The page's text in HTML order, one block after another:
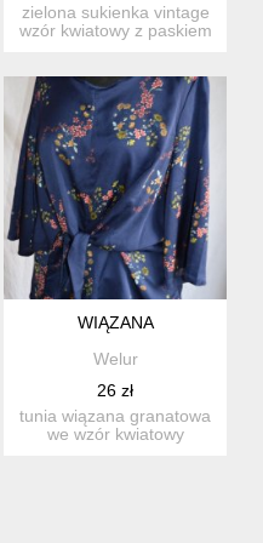
zielona sukienka vintage
wzór kwiatowy z paskiem
WIĄZANA
Welur
26 zł
tunia wiązana granatowa
we wzór kwiatowy